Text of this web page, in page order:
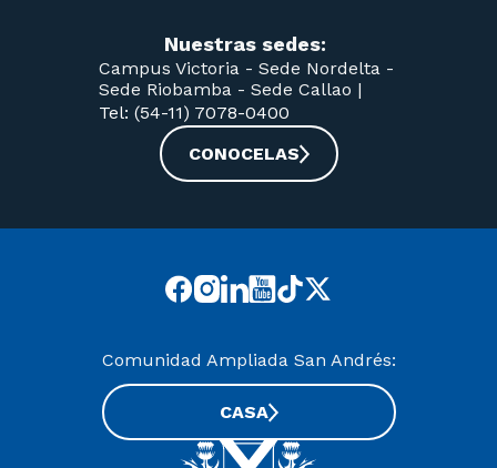
Nuestras sedes:
Campus Victoria - Sede Nordelta -
Sede Riobamba - Sede Callao |
Tel: (54-11) 7078-0400
CONOCELAS
Comunidad Ampliada San Andrés:
CASA